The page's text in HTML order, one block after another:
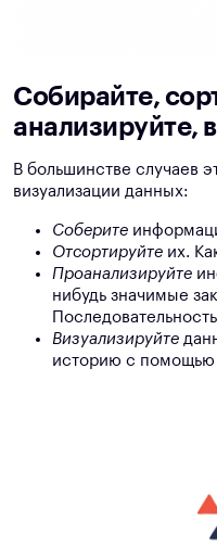
Собирайте,
анализируйте,
В большинстве случаев
визуализации данных:
Соберите
Отсортируйте их.
Проанализируйте
нибудь значимые
Визуализируйте
историю с помощью